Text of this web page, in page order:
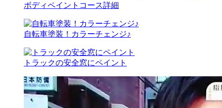
ボディペイントコース詳細
自転車塗装！カラーチェンジ♪
トラックの安全窓にペイント